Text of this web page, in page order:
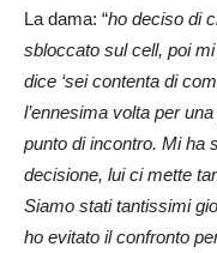
La dama: “ho deciso di
sbloccato sul cell, poi
dice ‘sei contenta di
l’ennesima volta per
punto di incontro. Mi ha
decisione, lui ci mette
Siamo stati tantissimi
ho evitato il confronto